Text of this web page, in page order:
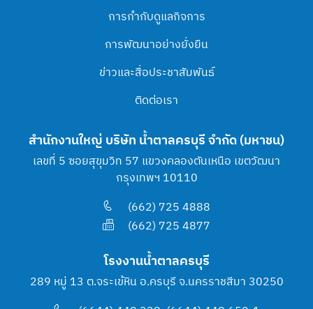
สำนักงานใหญ่ บริษัท น้ำตาลครบุรี จำกัด (มหาชน)
เลขที่ 5 ซอยสุขุมวิท 57 แขวงคลองตันเหนือ เขตวัฒนา
กรุงเทพฯ 10110
(662) 725 4888
(662) 725 4877
โรงงานน้ำตาลครบุรี
289 หมู่ 13 ต.จระเข้หิน อ.ครบุรี จ.นครราชสีมา 30250
การกำกับดูแลกิจการ
การพัฒนาอย่างยั่งยืน
ข่าวและสื่อประชาสัมพันธ์
ติดต่อเรา